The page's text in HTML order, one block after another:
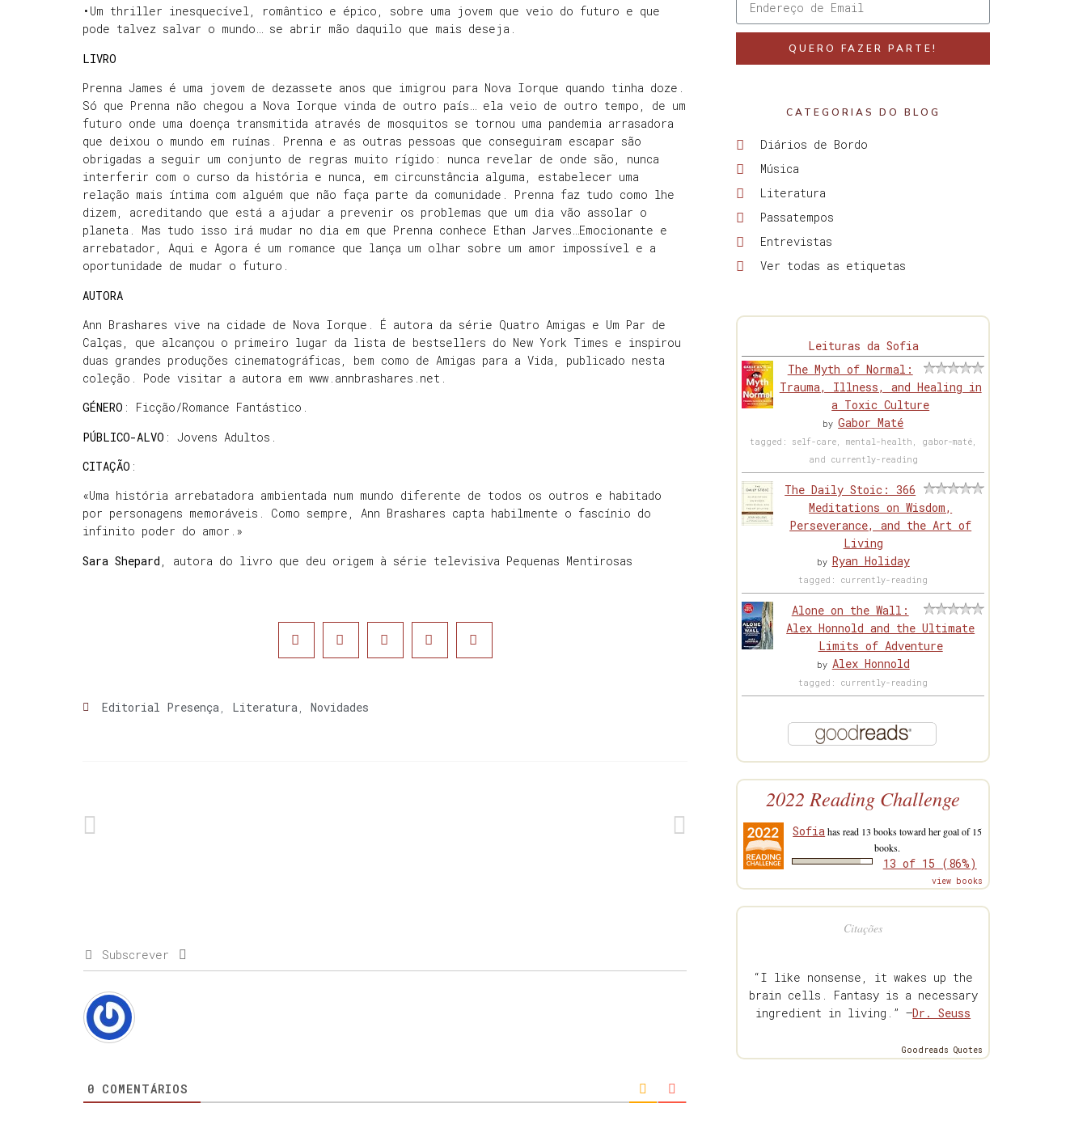
•Um thriller inesquecível, romântico e épico, sobre uma jovem que veio do futuro e que
pode talvez salvar o mundo… se abrir mão daquilo que mais deseja.
LIVRO
Prenna James é uma jovem de dezassete anos que imigrou para Nova Iorque quando tinha doze.
Só que Prenna não chegou a Nova Iorque vinda de outro país… ela veio de outro tempo, de um
futuro onde uma doença transmitida através de mosquitos se tornou uma pandemia arrasadora
que deixou o mundo em ruínas. Prenna e as outras pessoas que conseguiram escapar são
obrigadas a seguir um conjunto de regras muito rígido: nunca revelar de onde são, nunca
interferir com o curso da história e nunca, em circunstância alguma, estabelecer uma
relação mais íntima com alguém que não faça parte da comunidade. Prenna faz tudo como lhe
dizem, acreditando que está a ajudar a prevenir os problemas que um dia vão assolar o
planeta. Mas tudo isso irá mudar no dia em que Prenna conhece Ethan Jarves…Emocionante e
arrebatador, Aqui e Agora é um romance que lança um olhar sobre um amor impossível e a
oportunidade de mudar o futuro.
AUTORA
Ann Brashares vive na cidade de Nova Iorque. É autora da série Quatro Amigas e Um Par de
Calças, que alcançou o primeiro lugar da lista de bestsellers do New York Times e inspirou
duas grandes produções cinematográficas, bem como de Amigas para a Vida, publicado nesta
coleção. Pode visitar a autora em www.annbrashares.net.
GÉNERO : Ficção/Romance Fantástico.
PÚBLICO-ALVO : Jovens Adultos.
CITAÇÃO :
«Uma história arrebatadora ambientada num mundo diferente de todos os outros e habitado
por personagens memoráveis. Como sempre, Ann Brashares capta habilmente o fascínio do
infinito poder do amor.»
Sara Shepard , autora do livro que deu origem à série televisiva Pequenas Mentirosas
Editorial Presença, Literatura, Novidades
Subscrever
0 COMENTÁRIOS
QUERO FAZER PARTE!
CATEGORIAS DO BLOG
Diários de Bordo
Música
Literatura
Passatempos
Entrevistas
Ver todas as etiquetas
Leituras da Sofia
The Myth of Normal:
Trauma, Illness, and Healing in
a Toxic Culture
byGabor Maté
tagged: self-care, mental-health, gabor-maté,
and currently-reading
The Daily Stoic: 366
Meditations on Wisdom,
Perseverance, and the Art of
Living
by Ryan Holiday
tagged: currently-reading
Alone on the Wall:
Alex Honnold and the Ultimate
Limits of Adventure
by Alex Honnold
tagged: currently-reading
2022 Reading Challenge
Sofiahas read 13 books toward her goal of 15
books.
13 of 15 (86%)
view books
Citações
“I like nonsense, it wakes up the
brain cells. Fantasy is a necessary
ingredient in living.” —Dr. Seuss
Goodreads Quotes